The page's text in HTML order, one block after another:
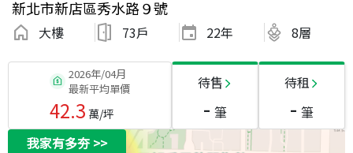
新北市新店區秀水路９號
大樓 73戶 22年 8層
2026年/04月
最新平均單價
42.3 萬/坪
待售
- 筆
待租
- 筆
我家有多夯>>